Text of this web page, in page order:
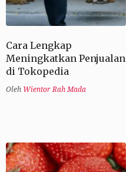
Cara Lengkap
Meningkatkan Penjualan
di Tokopedia
Oleh Wientor Rah Mada